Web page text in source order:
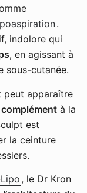
.
indolore qui
, en agissant à
sous-cutanée.
peut apparaître
complément à la
est
la ceinture
, le Dr Kron